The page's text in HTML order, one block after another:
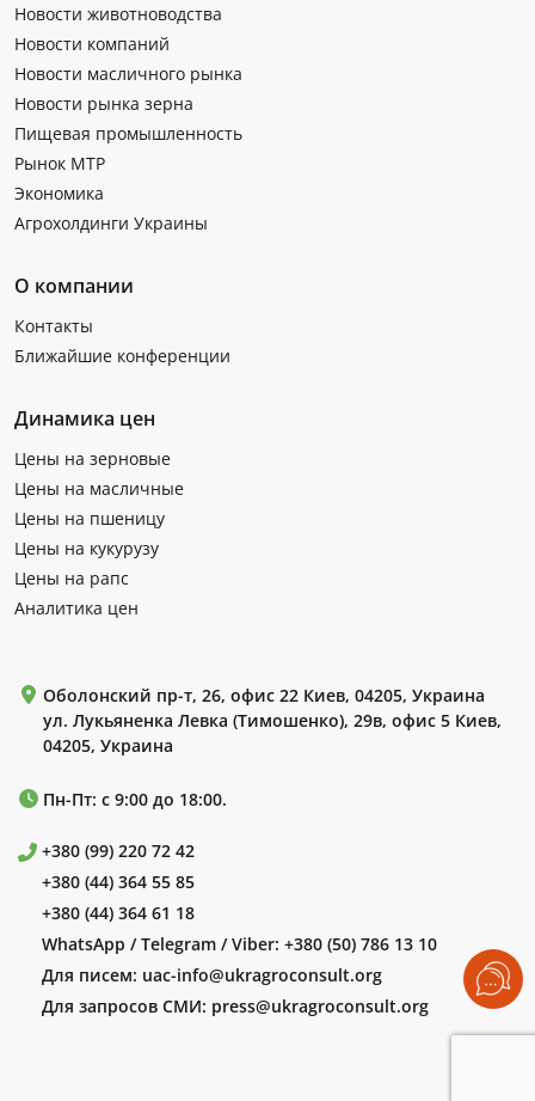
Новости животноводства
Новости компаний
Новости масличного рынка
Новости рынка зерна
Пищевая промышленность
Рынок МТР
Экономика
Агрохолдинги Украины
О компании
Контакты
Ближайшие конференции
Динамика цен
Цены на зерновые
Цены на масличные
Цены на пшеницу
Цены на кукурузу
Цены на рапс
Аналитика цен
Оболонский пр-т, 26, офис 22 Киев, 04205, Украина
ул. Лукьяненка Левка (Тимошенко), 29в, офис 5 Киев,
04205, Украина
Пн-Пт: с 9:00 до 18:00.
+380 (99) 220 72 42
+380 (44) 364 55 85
+380 (44) 364 61 18
WhatsApp / Telegram / Viber: +380 (50) 786 13 10
Для писем: uac-info@ukragroconsult.org
Для запросов СМИ: press@ukragroconsult.org